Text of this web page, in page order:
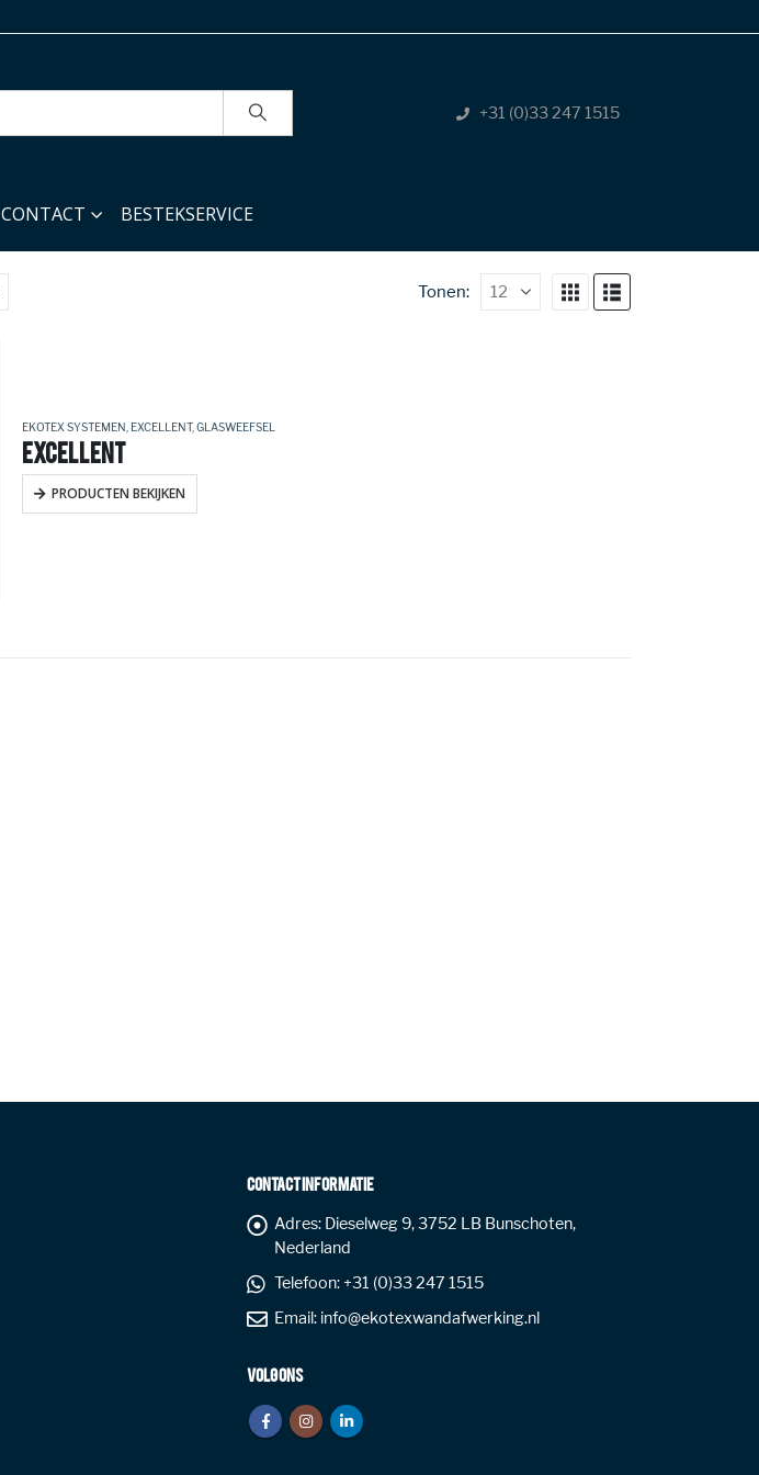
+31 (0)33 247 1515
CONTACT BESTEKSERVICE
Tonen:
EKOTEX SYSTEMEN EXCELLENT, GLASWEEFSEL
EXCELLENT
PRODUCTEN BEKIJKEN
CONTACT INFORMATIE
Adres: Dieselweg 9, 3752 LB Bunschoten,
Nederland
Telefoon: +31 (0)33 247 1515
Email: info@ekotexwandafwerking.nl
VOLG ONS